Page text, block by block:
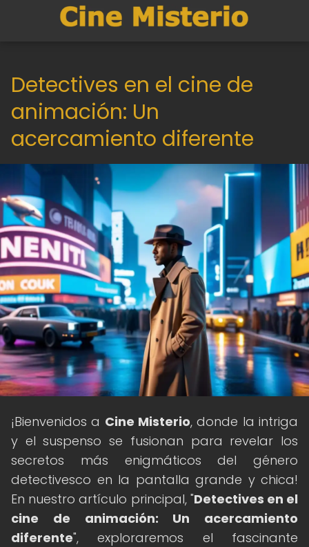
Detectives en el cine de
animación: Un
acercamiento diferente
¡Bienvenidos a Cine Misterio, donde la intriga
y el suspenso se fusionan para revelar los
secretos más enigmáticos del género
detectivesco en la pantalla grande y chica!
En nuestro artículo principal, "Detectives en el
cine de animación: Un acercamiento
diferente", exploraremos el fascinante